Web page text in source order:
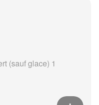
(sauf glace) 1